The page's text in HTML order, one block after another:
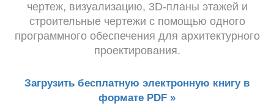
чертеж, визуализацию, 3D-планы этажей и
строительные чертежи с помощью одного
программного обеспечения для архитектурного
проектирования.
Загрузить бесплатную электронную книгу в
формате PDF »